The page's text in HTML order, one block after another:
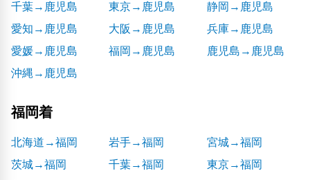
千葉→鹿児島 東京→鹿児島
静岡→鹿児島
愛知→鹿児島
大阪→鹿児島
兵庫→鹿児島
愛媛→鹿児島
福岡→鹿児島
鹿児島→鹿児島
沖縄→鹿児島
福岡着
北海道→福岡 岩手→福岡
宮城→福岡
茨城→福岡
千葉→福岡
東京→福岡